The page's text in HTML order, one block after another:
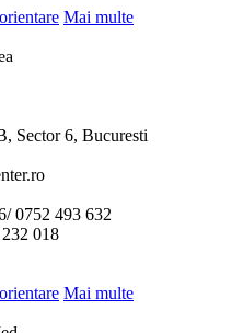
Mai multe
Sector 6, Bucuresti
0752 493 632
018
Mai multe